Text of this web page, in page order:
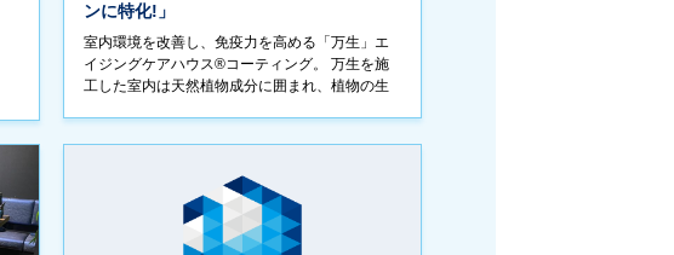
ンに特化!」
室内環境を改善し、免疫力を高める「万生」エ
イジングケアハウス®︎コーティング。 万生を施
工した室内は天然植物成分に囲まれ、植物の生
分解 […]